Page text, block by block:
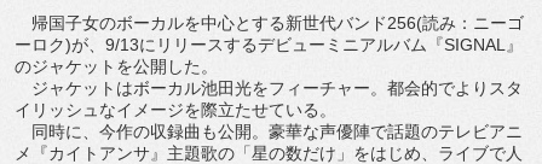
帰国子女のボーカルを中心とする新世代バンド256(読み：ニーゴ
ーロク)が、9/13にリリースするデビューミニアルバム『SIGNAL』
のジャケットを公開した。
ジャケットはボーカル池田光をフィーチャー。都会的でよりスタ
イリッシュなイメージを際立たせている。
同時に、今作の収録曲も公開。豪華な声優陣で話題のテレビアニ
メ『カイトアンサ』主題歌の「星の数だけ」をはじめ、ライブで人